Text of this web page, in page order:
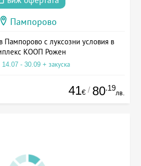
Пампорово
Пампорово с луксозни условия в
КООП Рожен
14.07 - 30.09 + закуска
41€ / 80.19
лв.